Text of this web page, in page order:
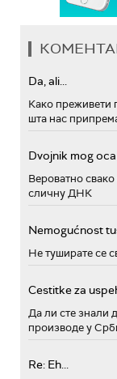
Da, ali...
Како преживети
шта нас
Dvojnik mog oca
Вероватно
сличну ДНК
Nemogućnost
Не туширате се
Cestitke za
Да ли сте знали
производе у
Re: Eh...